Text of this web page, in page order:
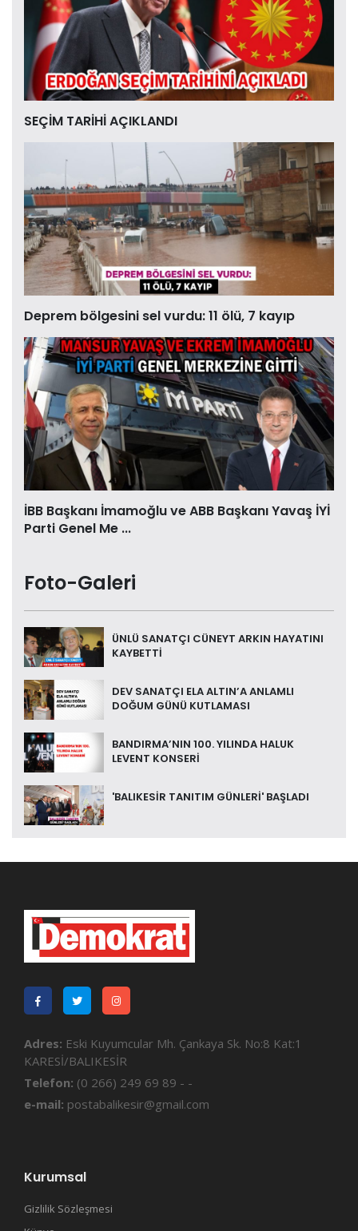
SEÇİM TARİHİ AÇIKLANDI
Deprem bölgesini sel vurdu: 11 ölü, 7 kayıp
İBB Başkanı İmamoğlu ve ABB Başkanı Yavaş İYİ
Parti Genel Me ...
Foto-Galeri
ÜNLÜ SANATÇI CÜNEYT ARKIN HAYATINI
KAYBETTİ
DEV SANATÇI ELA ALTIN’A ANLAMLI
DOĞUM GÜNÜ KUTLAMASI
BANDIRMA’NIN 100. YILINDA HALUK
LEVENT KONSERİ
'BALIKESİR TANITIM GÜNLERİ' BAŞLADI
Adres: Eski Kuyumcular Mh. Çankaya Sk. No:8 Kat:1
KARESİ/BALIKESİR
Telefon: (0 266) 249 69 89 - -
e-mail: postabalikesir@gmail.com
Kurumsal
Gizlilik Sözleşmesi